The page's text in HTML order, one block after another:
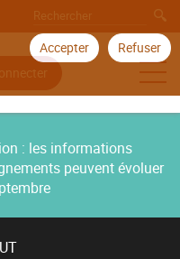
Accepter Refuser
: les informations
peuvent évoluer